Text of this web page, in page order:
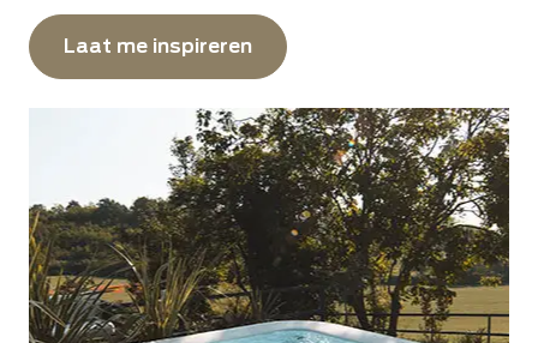
Laat me inspireren